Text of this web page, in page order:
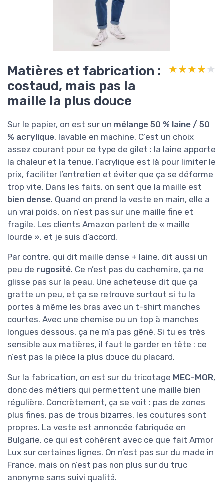
Matières et fabrication :
costaud, mais pas la
maille la plus douce
★★★★★
★★★★★
Sur le papier, on est sur un mélange 50 % laine / 50
% acrylique, lavable en machine. C’est un choix
assez courant pour ce type de gilet : la laine apporte
la chaleur et la tenue, l’acrylique est là pour limiter le
prix, faciliter l’entretien et éviter que ça se déforme
trop vite. Dans les faits, on sent que la maille est
bien dense. Quand on prend la veste en main, elle a
un vrai poids, on n’est pas sur une maille fine et
fragile. Les clients Amazon parlent de « maille
lourde », et je suis d’accord.
Par contre, qui dit maille dense + laine, dit aussi un
peu de rugosité. Ce n’est pas du cachemire, ça ne
glisse pas sur la peau. Une acheteuse dit que ça
gratte un peu, et ça se retrouve surtout si tu la
portes à même les bras avec un t-shirt manches
courtes. Avec une chemise ou un top à manches
longues dessous, ça ne m’a pas gêné. Si tu es très
sensible aux matières, il faut le garder en tête : ce
n’est pas la pièce la plus douce du placard.
Sur la fabrication, on est sur du tricotage MEC-MOR,
donc des métiers qui permettent une maille bien
régulière. Concrètement, ça se voit : pas de zones
plus fines, pas de trous bizarres, les coutures sont
propres. La veste est annoncée fabriquée en
Bulgarie, ce qui est cohérent avec ce que fait Armor
Lux sur certaines lignes. On n’est pas sur du made in
France, mais on n’est pas non plus sur du truc
anonyme sans suivi qualité.